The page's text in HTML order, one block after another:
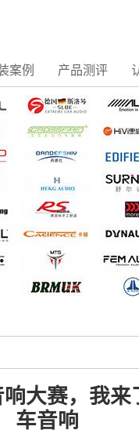
案例 产品测评
响大赛，我
车音响